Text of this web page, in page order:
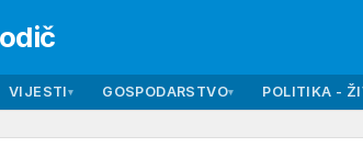
VIJESTI▾ GOSPODARSTVO▾ POLITIKA -